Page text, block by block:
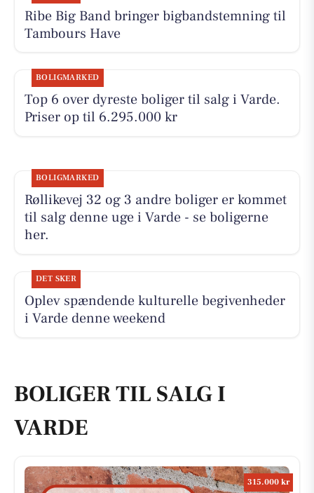
Ribe Big Band bringer bigbandstemning til
Tambours Have
BOLIGMARKED
Top 6 over dyreste boliger til salg i Varde.
Priser op til 6.295.000 kr
BOLIGMARKED
Røllikevej 32 og 3 andre boliger er kommet
til salg denne uge i Varde - se boligerne
her.
DET SKER
Oplev spændende kulturelle begivenheder
i Varde denne weekend
BOLIGER TIL SALG I
VARDE
315.000 kr